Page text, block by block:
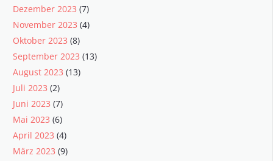
Dezember 2023 (7)
November 2023 (4)
Oktober 2023 (8)
September 2023 (13)
August 2023 (13)
Juli 2023 (2)
Juni 2023 (7)
Mai 2023 (6)
April 2023 (4)
März 2023 (9)